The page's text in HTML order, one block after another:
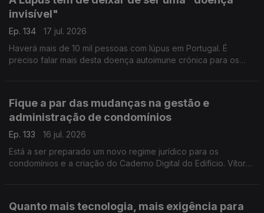
invisível"
Ep. 134
17 jul. 2026
Haverá mais de 10 mil pessoas com lúpus em Portugal. É
preciso falar mais desta doença autoimune crónica para os
Fique a par das mudanças na gestão e
administração de condomínios
Ep. 133
16 jul. 2026
Está a ser preparado um novo regime jurídico para os
condomínios e a criação do Caderno Digital do Edifício. Vítor
Quanto mais tecnologia, mais exigência para